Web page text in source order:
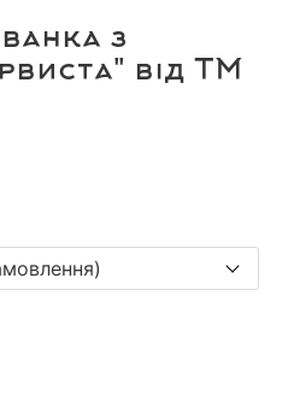
з
від ТМ